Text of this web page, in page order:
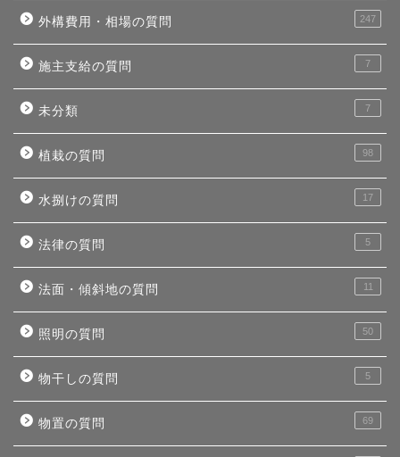
外構費用・相場の質問 247
施主支給の質問 7
未分類 7
植栽の質問 98
水捌けの質問 17
法律の質問 5
法面・傾斜地の質問 11
照明の質問 50
物干しの質問 5
物置の質問 69